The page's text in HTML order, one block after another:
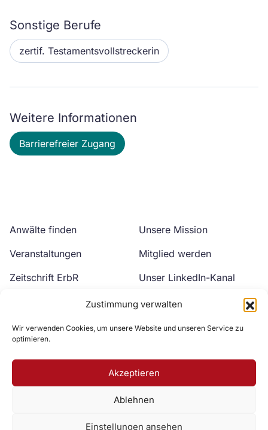
Zustimmung verwalten
Wir verwenden Cookies, um unsere Website und unseren Service zu
optimieren.
Akzeptieren
Ablehnen
Einstellungen ansehen
Sonstige Berufe
zertif. Testamentsvollstreckerin
Weitere Informationen
Barrierefreier Zugang
Anwälte finden
Veranstaltungen
Zeitschrift ErbR
Unsere Mission
Mitglied werden
Unser LinkedIn-Kanal
Unser YouTube-Kanal
Zur DAV Webseite